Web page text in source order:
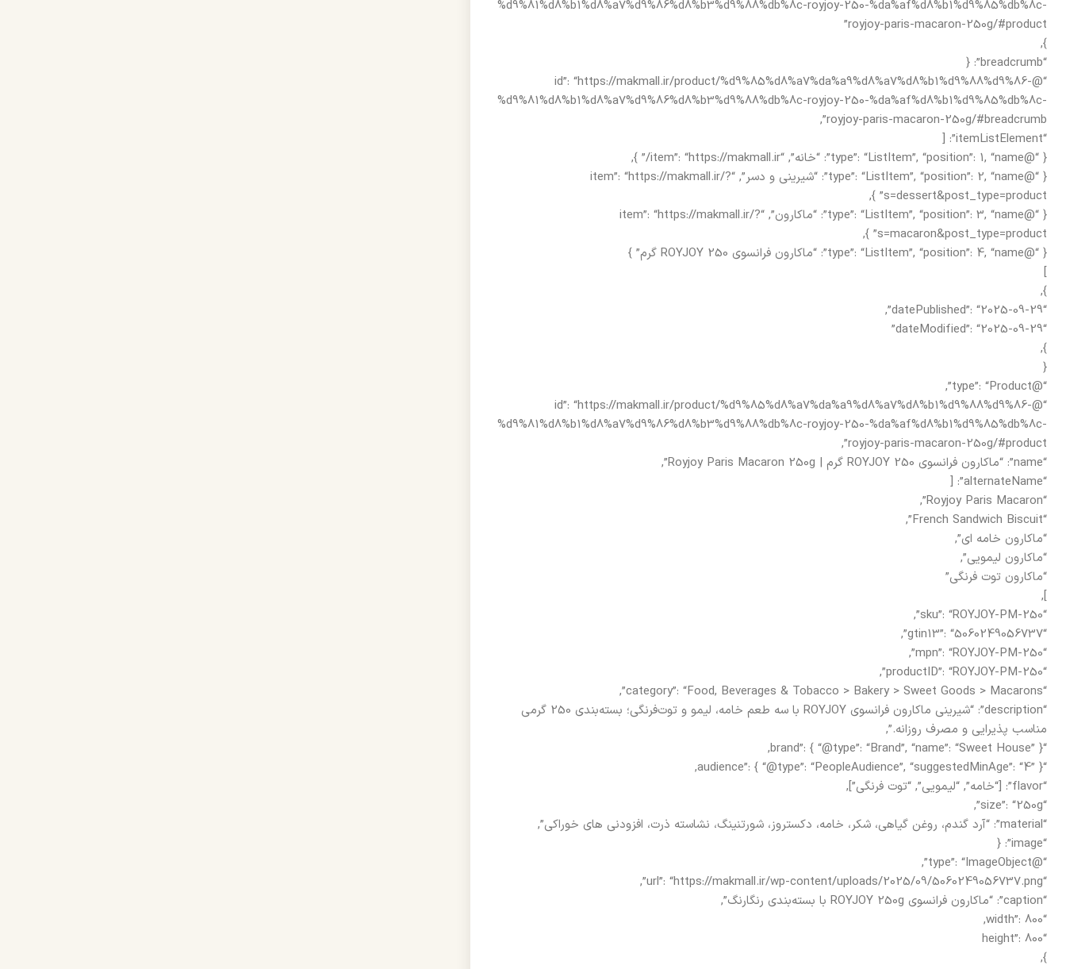
%d9%81%d8%b1%d8%a7%d9%86%d8%b3%d9%88%db%8c-royjoy-250-%da%af%d8%b1%d9%85%db%8c-
royjoy-paris-macaron-250g/#product”
},
“breadcrumb”: {
“@id”: “https://makmall.ir/product/%d9%85%d8%a7%da%a9%d8%a7%d8%b1%d9%88%d9%86-
%d9%81%d8%b1%d8%a7%d9%86%d8%b3%d9%88%db%8c-royjoy-250-%da%af%d8%b1%d9%85%db%8c-
royjoy-paris-macaron-250g/#breadcrumb”,
“itemListElement”: [
{ “@type”: “ListItem”, “position”: 1, “name”: “خانه”, “item”: “https://makmall.ir/” },
{ “@type”: “ListItem”, “position”: 2, “name”: “شیرینی و دسر”, “item”: “https://makmall.ir/?
s=dessert&post_type=product” },
{ “@type”: “ListItem”, “position”: 3, “name”: “ماکارون”, “item”: “https://makmall.ir/?
s=macaron&post_type=product” },
{ “@type”: “ListItem”, “position”: 4, “name”: “ماکارون فرانسوی ROYJOY 250 گرم” }
]
},
“datePublished”: “2025-09-29”,
“dateModified”: “2025-09-29”
},
{
“@type”: “Product”,
“@id”: “https://makmall.ir/product/%d9%85%d8%a7%da%a9%d8%a7%d8%b1%d9%88%d9%86-
%d9%81%d8%b1%d8%a7%d9%86%d8%b3%d9%88%db%8c-royjoy-250-%da%af%d8%b1%d9%85%db%8c-
royjoy-paris-macaron-250g/#product”,
“name”: “ماکارون فرانسوی ROYJOY 250 گرم | Royjoy Paris Macaron 250g”,
“alternateName”: [
“Royjoy Paris Macaron”,
“French Sandwich Biscuit”,
“ماکارون خامه ای”,
“ماکارون لیمویی”,
“ماکارون توت فرنگی”
],
“sku”: “ROYJOY-PM-250”,
“gtin13”: “5060249056737”,
“mpn”: “ROYJOY-PM-250”,
“productID”: “ROYJOY-PM-250”,
“category”: “Food, Beverages & Tobacco > Bakery > Sweet Goods > Macarons”,
“description”: “شیرینی ماکارون فرانسوی ROYJOY با سه طعم خامه، لیمو و توت‌فرنگی؛ بسته‌بندی 250 گرمی
مناسب پذیرایی و مصرف روزانه.”,
“brand”: { “@type”: “Brand”, “name”: “Sweet House” },
“audience”: { “@type”: “PeopleAudience”, “suggestedMinAge”: “4” },
“flavor”: [“خامه”, “لیمویی”, “توت فرنگی”],
“size”: “250g”,
“material”: “آرد گندم، روغن گیاهی، شکر، خامه، دکستروز، شورتنینگ، نشاسته ذرت، افزودنی های خوراکی”,
“image”: {
“@type”: “ImageObject”,
“url”: “https://makmall.ir/wp-content/uploads/2025/09/5060249056737.png”,
“caption”: “ماکارون فرانسوی ROYJOY 250g با بسته‌بندی رنگارنگ”,
“width”: 800,
“height”: 800
},